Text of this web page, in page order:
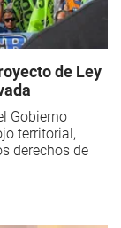
de Ley
Gobierno
territorial,
derechos de